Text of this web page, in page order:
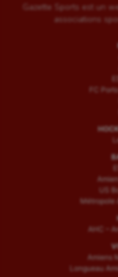
Gazette Sports est un
associations
FC
US
Métropole
AHC –
Amiens
Longueau